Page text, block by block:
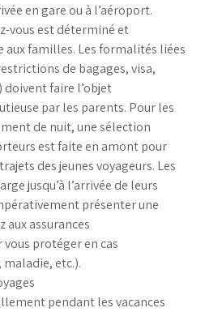
en gare ou à l’aéroport.
vous est déterminé et
aux familles. Les formalités liées
de bagages, visa,
doivent faire l’objet
par les parents. Pour les
de nuit, une sélection
est faite en amont pour
des jeunes voyageurs. Les
jusqu’à l’arrivée de leurs
présenter une
aux assurances
protéger en cas
etc.).
pendant les vacances